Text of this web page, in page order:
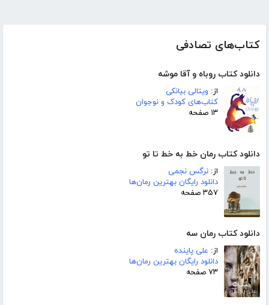
کتاب‌های تصادفی
دانلود کتاب روباه و آقا موشه
از: ویتالی بیانکی
کتاب‌های کودک و نوجوان
۱۳ صفحه
دانلود کتاب رمان خط به خط تا تو
از: نرگس نجمی
دانلود رایگان بهترین رمان‌ها
۳۵۷ صفحه
دانلود کتاب رمان سه
از: علی پاینده
دانلود رایگان بهترین رمان‌ها
۷۳ صفحه